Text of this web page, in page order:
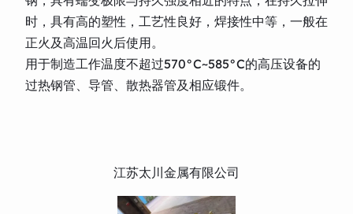
时，具有高的塑性，工艺性良好，焊接性中等，一般在
正火及高温回火后使用。
用于制造工作温度不超过570°C~585°C的高压设备的
过热钢管、导管、散热器管及相应锻件。
江苏太川金属有限公司